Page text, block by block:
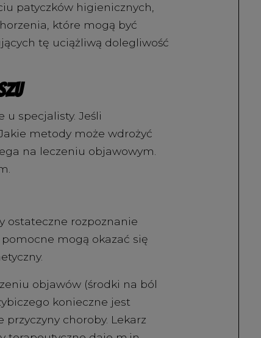
patyczków higienicznych,
które mogą być
tę uciążliwą dolegliwość
specjalisty. Jeśli
metody może wdrożyć
na leczeniu objawowym.
ostateczne rozpoznanie
mogą okazać się
objawów (środki na ból
konieczne jest
choroby. Lekarz